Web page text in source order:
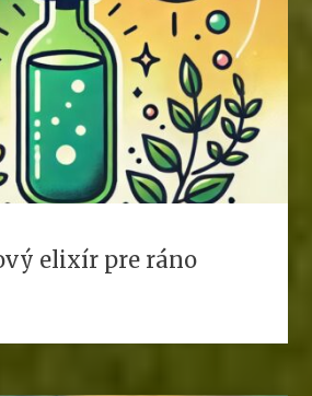
elixír pre ráno